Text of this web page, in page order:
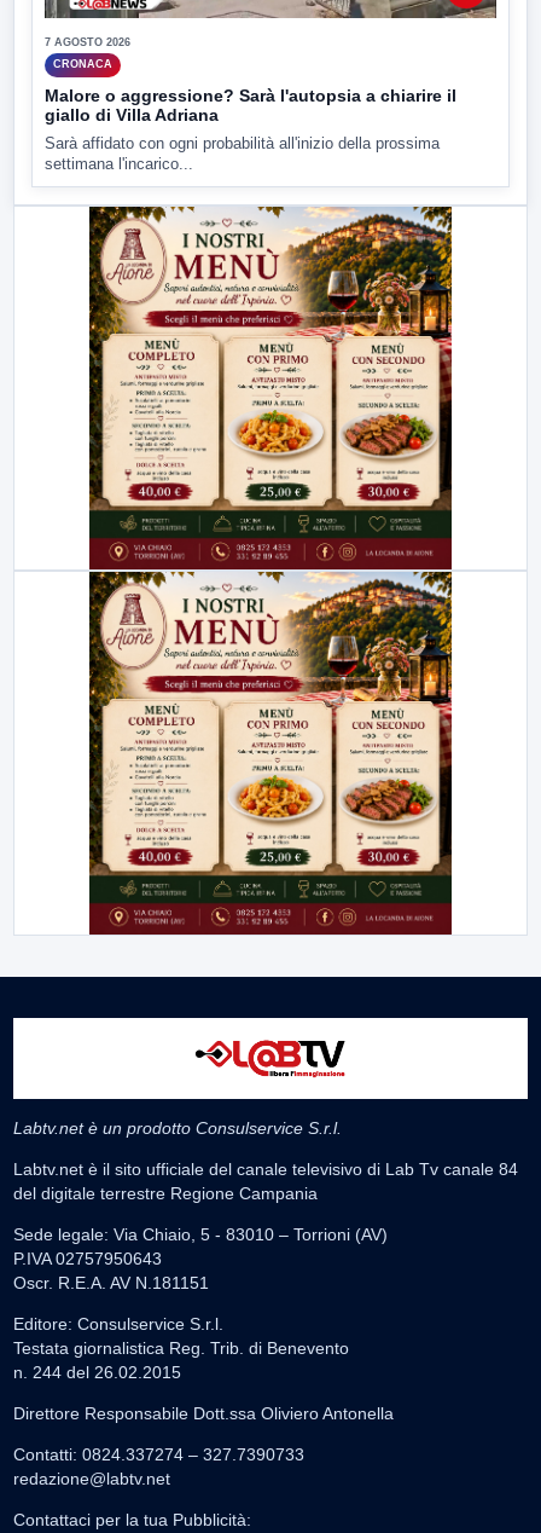
7 AGOSTO 2026
CRONACA
Malore o aggressione? Sarà l'autopsia a chiarire il
giallo di Villa Adriana
Sarà affidato con ogni probabilità all'inizio della prossima
settimana l'incarico...
Labtv.net è un prodotto Consulservice S.r.l.
Labtv.net è il sito ufficiale del canale televisivo di Lab Tv canale 84
del digitale terrestre Regione Campania
Sede legale: Via Chiaio, 5 - 83010 – Torrioni (AV)
P.IVA 02757950643
Oscr. R.E.A. AV N.181151
Editore: Consulservice S.r.l.
Testata giornalistica Reg. Trib. di Benevento
n. 244 del 26.02.2015
Direttore Responsabile Dott.ssa Oliviero Antonella
Contatti: 0824.337274 – 327.7390733
redazione@labtv.net
Contattaci per la tua Pubblicità: